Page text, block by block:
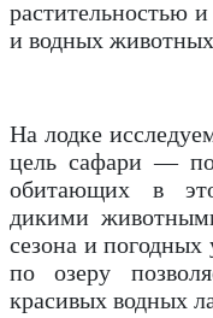
растительностью
и водных
На лодке
цель сафари —
обитающих в
дикими
сезона и погодных
по озеру
красивых водных